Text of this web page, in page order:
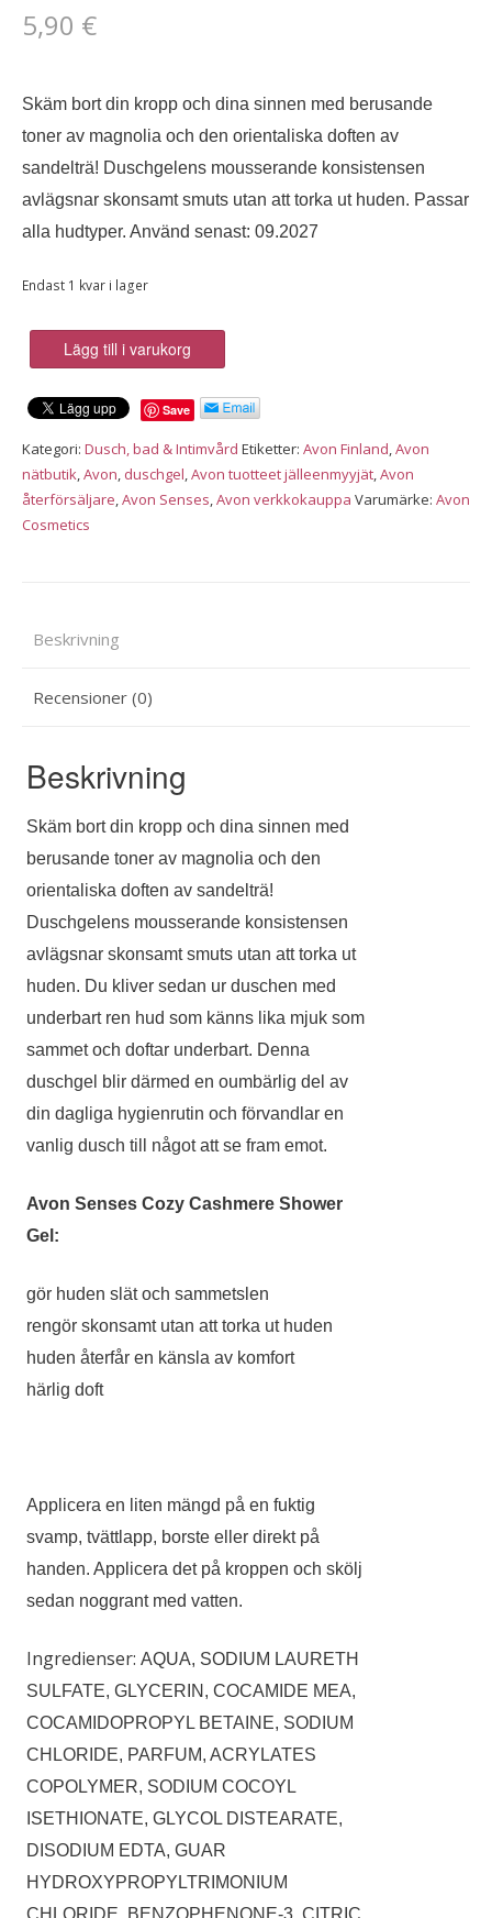
5,90 €
Skäm bort din kropp och dina sinnen med berusande
toner av magnolia och den orientaliska doften av
sandelträ! Duschgelens mousserande konsistensen
avlägsnar skonsamt smuts utan att torka ut huden. Passar
alla hudtyper. Använd senast: 09.2027
Endast 1 kvar i lager
Senses
Cashmere
Shower
Gel,
500
ml
Lägg till i varukorg
Save
Kategori: Dusch, bad & Intimvård Etiketter: Avon Finland,Avon
nätbutik,Avon, duschgel,Avon tuotteet jälleenmyyjät,Avon
återförsäljare,Avon Senses,Avon verkkokauppa Varumärke: Avon
Cosmetics
Beskrivning
Recensioner (0)
Beskrivning
Skäm bort din kropp och dina sinnen med
berusande toner av magnolia och den
orientaliska doften av sandelträ!
Duschgelens mousserande konsistensen
avlägsnar skonsamt smuts utan att torka ut
huden. Du kliver sedan ur duschen med
underbart ren hud som känns lika mjuk som
sammet och doftar underbart. Denna
duschgel blir därmed en oumbärlig del av
din dagliga hygienrutin och förvandlar en
vanlig dusch till något att se fram emot.
Avon Senses Cozy Cashmere Shower
Gel:
gör huden slät och sammetslen
rengör skonsamt utan att torka ut huden
huden återfår en känsla av komfort
härlig doft
Applicera en liten mängd på en fuktig
svamp, tvättlapp, borste eller direkt på
handen. Applicera det på kroppen och skölj
sedan noggrant med vatten.
Ingredienser:AQUA, SODIUM LAURETH
SULFATE, GLYCERIN, COCAMIDE MEA,
COCAMIDOPROPYL BETAINE, SODIUM
CHLORIDE, PARFUM, ACRYLATES
COPOLYMER, SODIUM COCOYL
ISETHIONATE, GLYCOL DISTEARATE,
DISODIUM EDTA, GUAR
HYDROXYPROPYLTRIMONIUM